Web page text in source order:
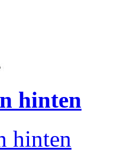
hinten
hinten